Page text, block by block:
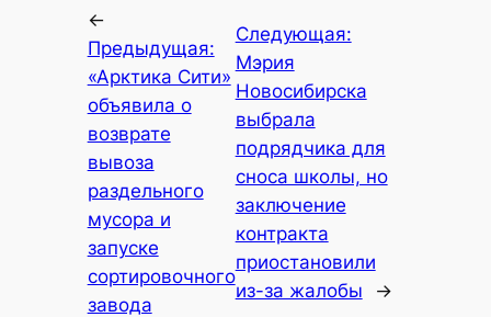
←
Предыдущая:
«Арктика Сити»
объявила о
возврате
вывоза
раздельного
мусора и
запуске
сортировочного
завода
Следующая:
Мэрия
Новосибирска
выбрала
подрядчика для
сноса школы, но
заключение
контракта
приостановили
из-за жалобы
→